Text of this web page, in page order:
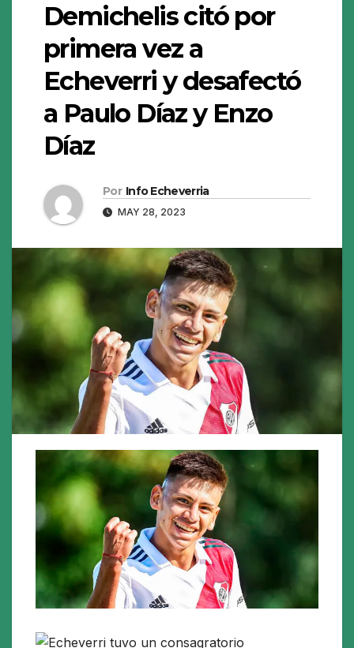
Demichelis citó por
primera vez a
Echeverri y desafectó
a Paulo Díaz y Enzo
Díaz
Por Info Echeverria
MAY 28, 2023